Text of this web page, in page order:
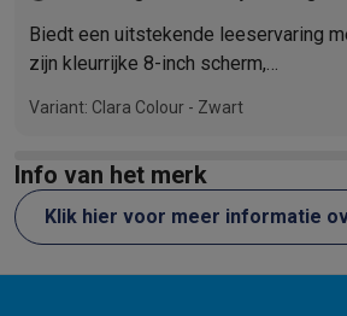
Biedt een uitstekende leeservaring
zijn kleurrijke 8-inch scherm,
strips en verrijkte boeken.
Variant: Clara Colour - Zwart
Info van het merk
Klik hier voor meer informatie